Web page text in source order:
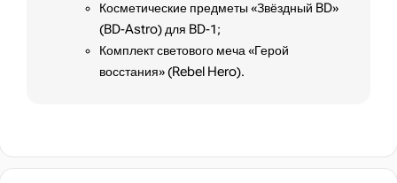
Косметические предметы «Звёздный BD»
(BD-Astro) для BD-1;
Комплект светового меча «Герой
восстания» (Rebel Hero).